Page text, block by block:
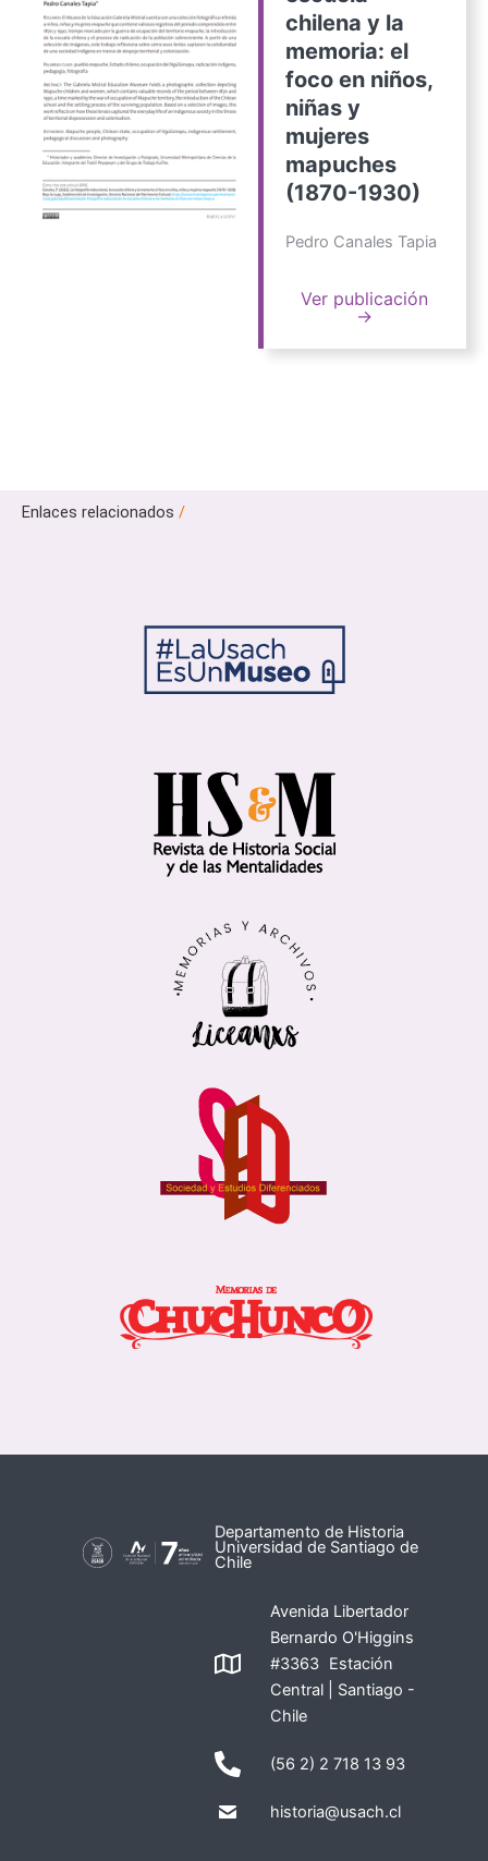
chilena y la
memoria: el
foco en niños,
niñas y
mujeres
mapuches
(1870-1930)
Pedro Canales Tapia
Ver publicación
→
Enlaces relacionados /
Departamento de Historia
Universidad de Santiago de
Chile
Avenida Libertador
Bernardo O'Higgins
#3363 Estación
Central | Santiago -
Chile
(56 2) 2 718 13 93
historia@usach.cl